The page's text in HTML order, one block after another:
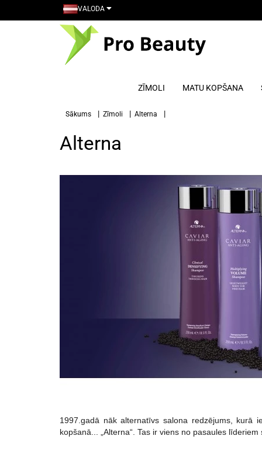
VALODA
ZĪMOLI MATU KOPŠANA
Sākums Zīmoli Alterna
Alterna
1997.gadā nāk alternatīvs salona redzējums, kurā
kopšanā... „Alterna“. Tas ir viens no pasaules